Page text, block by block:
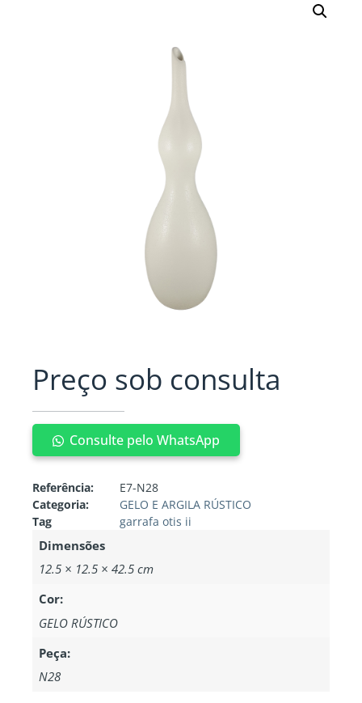
Preço sob consulta
Consulte pelo WhatsApp
Referência:
E7-N28
Categoria:
GELO E ARGILA RÚSTICO
Tag
garrafa otis ii
Dimensões
12.5 × 12.5 × 42.5 cm
Cor:
GELO RÚSTICO
Peça:
N28